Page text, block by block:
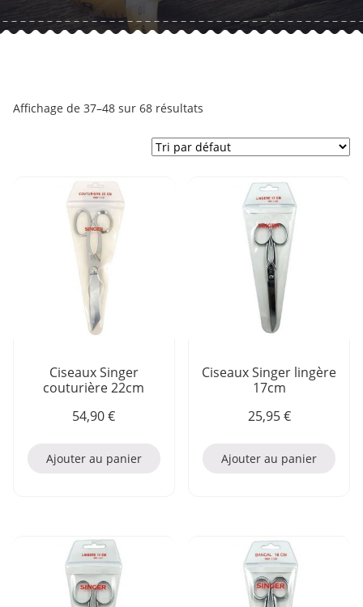
Affichage de 37–48 sur 68 résultats
Ciseaux Singer
couturière 22cm
54,90€
Ajouter au panier
Ciseaux Singer lingère
17cm
25,95€
Ajouter au panier